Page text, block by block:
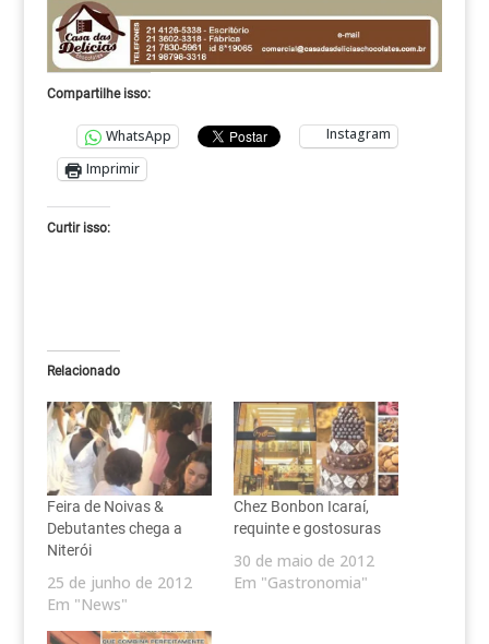
Compartilhe isso:
WhatsApp
Instagram
Imprimir
Curtir isso:
Relacionado
Feira de Noivas &
Debutantes chega a
Niterói
25 de junho de 2012
Em "News"
Chez Bonbon Icaraí,
requinte e gostosuras
30 de maio de 2012
Em "Gastronomia"